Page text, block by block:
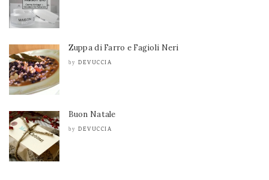
Zuppa di Farro e Fagioli Neri
by DEVUCCIA
Buon Natale
by DEVUCCIA